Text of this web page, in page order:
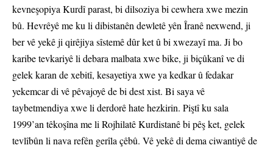
kevneşopiya Kurdî parast, bi dilsoziya bi cewhera xwe mezin
bû. Hevrêyê me ku li dibistanên dewletê yên Îranê nexwend, ji
ber vê yekê ji qirêjiya sîstemê dûr ket û bi xwezayî ma. Ji bo
karibe tevkariyê li debara malbata xwe bike, ji biçûkanî ve di
gelek karan de xebitî, kesayetiya xwe ya kedkar û fedakar
yekemcar di vê pêvajoyê de bi dest xist. Bi saya vê
taybetmendiya xwe li derdorê hate hezkirin. Piştî ku sala
1999’an têkoşîna me li Rojhilatê Kurdistanê bi pêş ket, gelek
tevlîbûn li nava refên gerîla çêbû. Vê yekê di dema ciwantiyê de